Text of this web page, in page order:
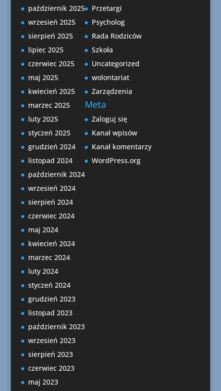
październik 2025
wrzesień 2025
sierpień 2025
lipiec 2025
czerwiec 2025
maj 2025
kwiecień 2025
marzec 2025
luty 2025
styczeń 2025
grudzień 2024
listopad 2024
październik 2024
wrzesień 2024
sierpień 2024
czerwiec 2024
maj 2024
kwiecień 2024
marzec 2024
luty 2024
styczeń 2024
grudzień 2023
listopad 2023
październik 2023
wrzesień 2023
sierpień 2023
czerwiec 2023
maj 2023
Przetargi
Psycholog
Rada Rodziców
Szkoła
Uncategorized
wolontariat
Zarządzenia
Meta
Zaloguj się
Kanał wpisów
Kanał komentarzy
WordPress.org